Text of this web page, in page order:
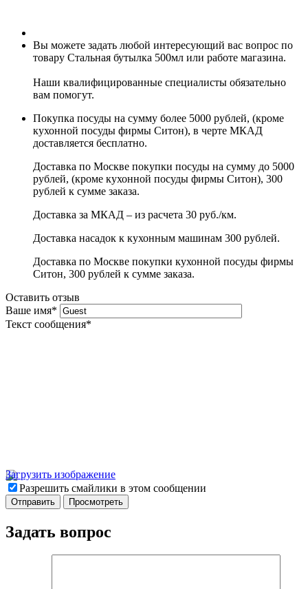
Вы можете задать любой интересующий вас вопрос по
товару Стальная бутылка 500мл или работе магазина.
Наши квалифицированные специалисты обязательно
вам помогут.
Покупка посуды на сумму более 5000 рублей, (кроме
кухонной посуды фирмы Ситон), в черте МКАД
доставляется бесплатно.
Доставка по Москве покупки посуды на сумму до 5000
рублей, (кроме кухонной посуды фирмы Ситон), 300
рублей к сумме заказа.
Доставка за МКАД – из расчета 30 руб./км.
Доставка насадок к кухонным машинам 300 рублей.
Доставка по Москве покупки кухонной посуды фирмы
Ситон, 300 рублей к сумме заказа.
Оставить отзыв
Ваше имя*
Текст сообщения*
Загрузить изображение
Разрешить смайлики в этом сообщении
Задать вопрос